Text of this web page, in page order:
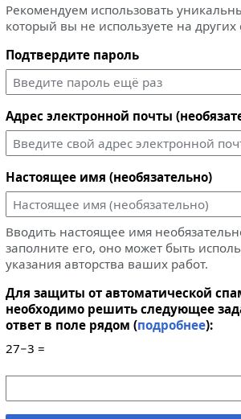
Рекомендуем использовать
который вы не используете на других
Подтвердите пароль
Адрес электронной почты
Настоящее имя (необязательно)
Вводить настоящее имя
заполните его, оно может быть
указания авторства ваших работ.
Для защиты от автоматической
необходимо решить следующее
ответ в поле рядом (подробнее):
27−3 =